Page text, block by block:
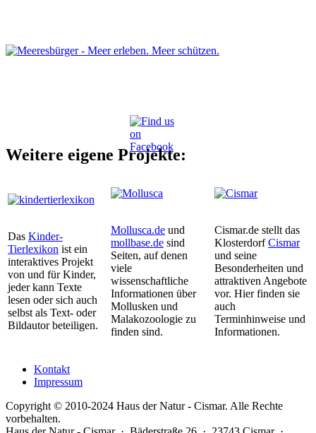
Weitere eigene Projekte:
Das Kinder-
Tierlexikon ist ein
interaktives Projekt
von und für Kinder,
jeder kann Texte
lesen oder sich auch
selbst als Text- oder
Bildautor beteiligen.
Mollusca.de und
mollbase.de sind
Seiten, auf denen
viele
wissenschaftliche
Informationen über
Mollusken und
Malakozoologie zu
finden sind.
Cismar.de stellt das
KlosterdorfCismar
und seine
Besonderheiten und
attraktiven Angebote
vor. Hier finden sie
auch
Terminhinweise und
Informationen.
Kontakt
Impressum
Copyright © 2010-2024 Haus der Natur - Cismar. Alle Rechte
vorbehalten.